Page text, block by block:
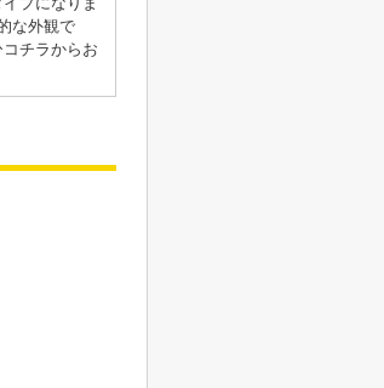
な外観で
チラからお